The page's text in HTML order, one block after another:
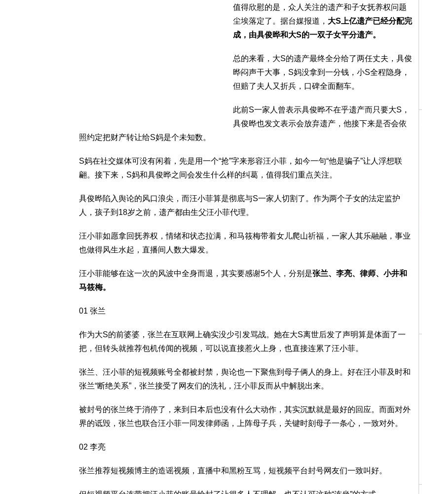
值得欣慰的是，众人关注的遗产和子女抚养权问题
尘埃落定了。据台媒报道， 大S上亿遗产已经分配完
成，由具俊晔和大S的一双子女平分遗产。
总的来看，大S的遗产最终全分给了两任丈夫，具俊
晔闷声干大事，S妈没拿到一分钱，小S全程隐身，
但赔了夫人又折兵，口碑全面翻车。
此前S一家人曾表示具俊晔不在乎遗产而只要大S，
具俊晔也发文表示会放弃遗产，他接下来是否会依
照约定把财产转让给S妈是个未知数。
S妈在社交媒体可没有闲着，先是用一个“抢”字来形容汪小菲，如今一句“他是骗子”让人浮想联
翩。接下来，S妈和具俊晔之间会发生什么样的纠葛，值得我们重点关注。
具俊晔陷入舆论的风口浪尖，而汪小菲算是彻底与S一家人切割了。作为两个子女的法定监护
人，孩子到18岁之前，遗产都由生父汪小菲代理。
汪小菲如愿拿回抚养权，情绪和状态拉满，和马筱梅带着女儿爬山祈福，一家人其乐融融，事业
也做得风生水起，直播间人数大爆发。
汪小菲能够在这一次的风波中全身而退，其实要感谢5个人，分别是张兰、李亮、律师、小井和
马筱梅。
01 张兰
作为大S的前婆婆，张兰在互联网上确实没少引发骂战。她在大S离世后发了声明算是体面了一
把，但转头就推荐包机传闻的视频，可以说直接惹火上身，也直接连累了汪小菲。
张兰、汪小菲的短视频账号全都被封禁，舆论也一下聚焦到母子俩人的身上。好在汪小菲及时和
张兰“断绝关系”，张兰接受了网友们的洗礼，汪小菲反而从中解脱出来。
被封号的张兰终于消停了，来到日本后也没有什么大动作，其实沉默就是最好的回应。而面对外
界的诋毁，张兰也联合汪小菲一同发律师函，上阵母子兵，关键时刻母子一条心，一致对外。
02 李亮
张兰推荐短视频博主的造谣视频，直播中和黑粉互骂，短视频平台封号网友们一致叫好。